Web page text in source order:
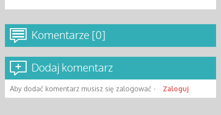
Komentarze [0]
Dodaj komentarz
Aby dodać komentarz musisz się zalogować - Zaloguj